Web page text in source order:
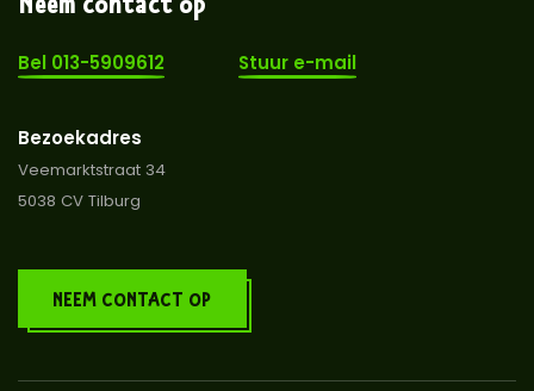
Bel 013-5909612 Stuur e-mail
Bezoekadres
Veemarktstraat 34
5038 CV Tilburg
NEEM CONTACT OP